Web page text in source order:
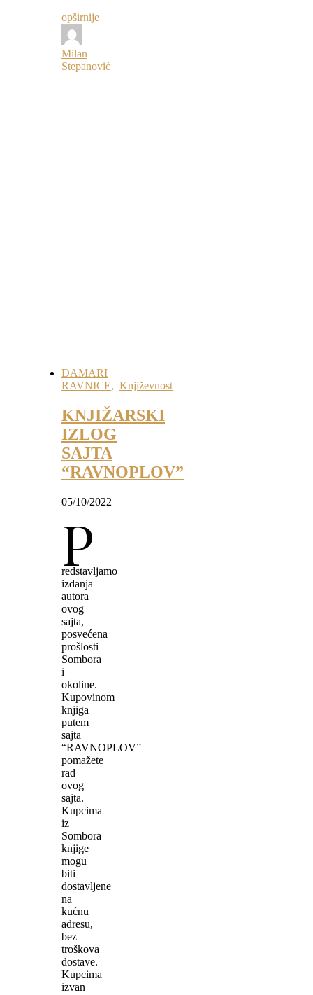
opširnije
Milan
Stepanović
DAMARI
RAVNICE, Književnost
KNJIŽARSKI
IZLOG
SAJTA
“RAVNOPLOV”
05/10/2022
P
redstavljamo
izdanja
autora
ovog
sajta,
posvećena
prošlosti
Sombora
i
okoline.
Kupovinom
knjiga
putem
sajta
“RAVNOPLOV”
pomažete
rad
ovog
sajta.
Kupcima
iz
Sombora
knjige
mogu
biti
dostavljene
na
kućnu
adresu,
bez
troškova
dostave.
Kupcima
izvan